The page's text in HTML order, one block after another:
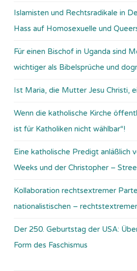
Islamisten und Rechtsradikale in
Hass auf Homosexuelle und
Für einen Bischof in Uganda sind
wichtiger als Bibelsprüche und
Ist Maria, die Mutter Jesu Christi,
Wenn die katholische Kirche
ist für Katholiken nicht wählbar“!
Eine katholische Predigt anläßlich
Weeks und der Christopher –
Kollaboration rechtsextremer
nationalistischen –
Der 250. Geburtstag der USA:
Form des Faschismus